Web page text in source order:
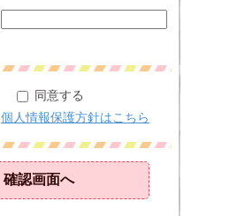
同意する
個人情報保護方針はこちら